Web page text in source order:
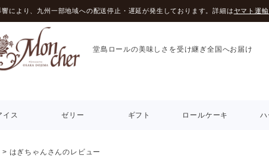
響により、九州一部地域への配送停止・遅延が発生しております。詳細はヤマト運
堂島ロールの美味しさを受け継ぎ全国へお届け
イス ゼリー ギフト ロールケーキ ハ
はぎちゃんさんのレビュー